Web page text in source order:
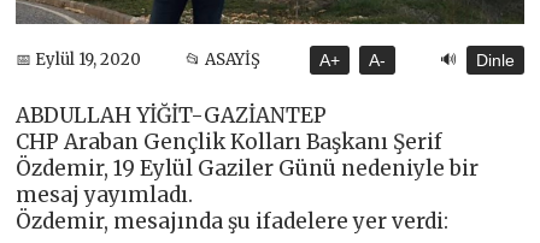
📅 Eylül 19, 2020 📂 ASAYİŞ A+ A- 🔊 Dinle
ABDULLAH YİĞİT-GAZİANTEP
CHP Araban Gençlik Kolları Başkanı Şerif
Özdemir, 19 Eylül Gaziler Günü nedeniyle bir
mesaj yayımladı.
Özdemir, mesajında şu ifadelere yer verdi: